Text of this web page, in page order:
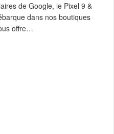
de Google, le Pixel 9 &
dans nos boutiques
offre…
9 avec Gemini